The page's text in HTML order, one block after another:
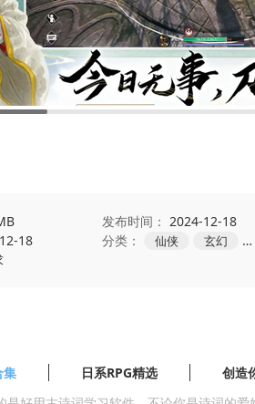
发布时间： 2024-12-18
18 分类： 仙侠 玄幻
集 日系RPG精选 创造